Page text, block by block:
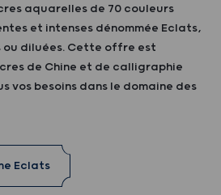
aquarelles de 70 couleurs
et intenses dénommée Eclats,
diluées. Cette offre est
de Chine et de calligraphie
vos besoins dans le domaine des
Eclats